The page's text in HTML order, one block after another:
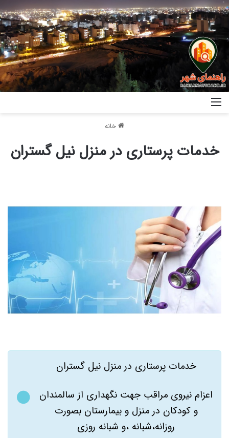
خانه
خدمات پرستاری در منزل نیل گستران
خدمات پرستاری در منزل نیل گستران
اعزام نیروی مراقب جهت نگهداری از سالمندان
و کودکان در منزل و بیمارستان بصورت
روزانه،شبانه ،و شبانه روزی